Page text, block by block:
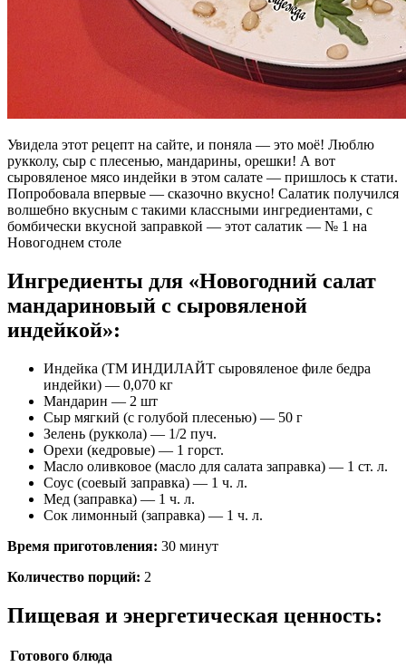
Увидела этот рецепт на сайте, и поняла — это моё! Люблю
рукколу, сыр с плесенью, мандарины, орешки! А вот
сыровяленое мясо индейки в этом салате — пришлось к стати.
Попробовала впервые — сказочно вкусно! Салатик получился
волшебно вкусным с такими классными ингредиентами, с
бомбически вкусной заправкой — этот салатик — № 1 на
Новогоднем столе
Ингредиенты для «Новогодний салат
мандариновый с сыровяленой
индейкой»:
Индейка (ТМ ИНДИЛАЙТ сыровяленое филе бедра
индейки) — 0,070 кг
Мандарин — 2 шт
Сыр мягкий (с голубой плесенью) — 50 г
Зелень (руккола) — 1/2 пуч.
Орехи (кедровые) — 1 горст.
Масло оливковое (масло для салата заправка) — 1 ст. л.
Соус (соевый заправка) — 1 ч. л.
Мед (заправка) — 1 ч. л.
Сок лимонный (заправка) — 1 ч. л.
Время приготовления: 30 минут
Количество порций: 2
Пищевая и энергетическая ценность:
Готового блюда